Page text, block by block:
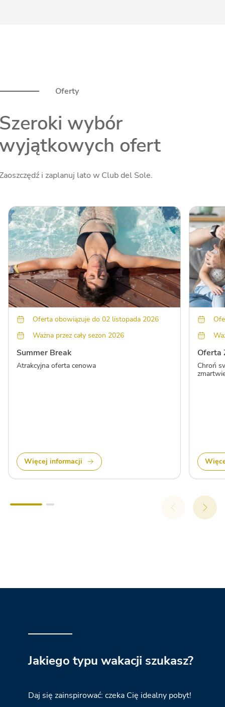
Oferty
wybór
ofert
i zaplanuj lato w Club del Sole.
Oferta obowiązuje do 02 listopada 2026
Ważna przez cały sezon 2026
Summer Break
Atrakcyjna oferta cenowa
Więcej informacji
Oferta
Chroń
Jakiego typu wakacji szukasz?
Daj się zainspirować: czeka Cię idealny pobyt!